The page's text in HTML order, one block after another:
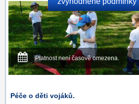
Platnost není časově omezena.
Péče o děti vojáků.